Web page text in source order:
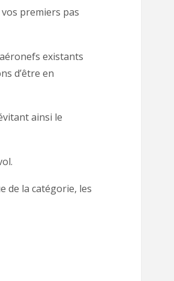
premiers pas
existants
d’être en
ainsi le
de la catégorie, les